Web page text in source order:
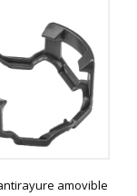
amovible